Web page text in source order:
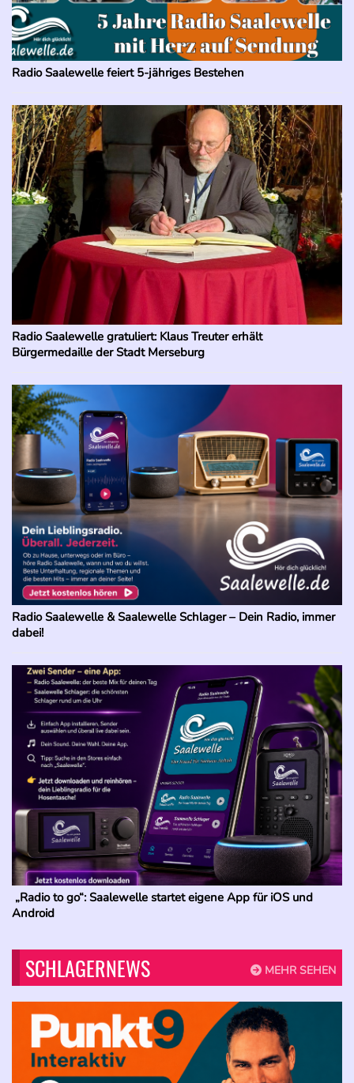
Radio Saalewelle feiert 5-jähriges Bestehen
Radio Saalewelle gratuliert: Klaus Treuter erhält
Bürgermedaille der Stadt Merseburg
Radio Saalewelle & Saalewelle Schlager – Dein Radio, immer
dabei!
„Radio to go“: Saalewelle startet eigene App für iOS und
Android
MEHR SEHEN
SCHLAGERNEWS